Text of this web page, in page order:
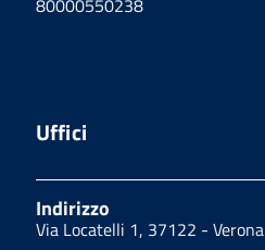
Uffici
Indirizzo
Via Locatelli 1, 37122 - Verona